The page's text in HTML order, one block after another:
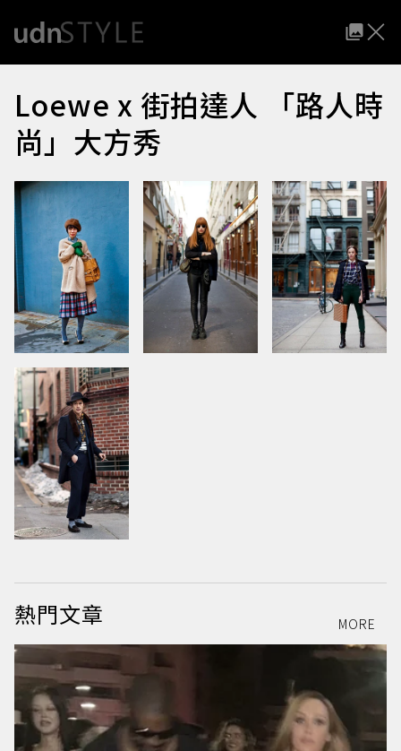
Loewe x 街拍達人 「路人時
尚」大方秀
熱門文章 MORE